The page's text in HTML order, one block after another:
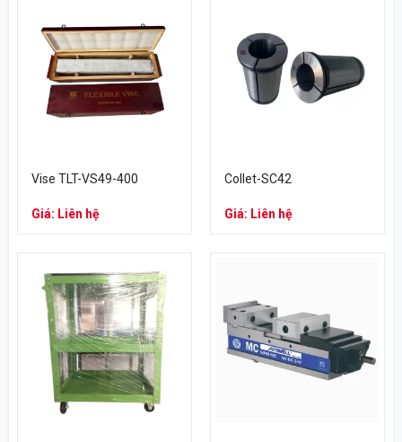
Vise TLT-VS49-400
Giá: Liên hệ
Collet-SC42
Giá: Liên hệ